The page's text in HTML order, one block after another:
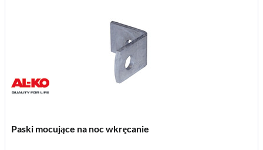
Paski mocujące na noc wkręcanie